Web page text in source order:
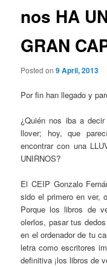
nos HA
GRAN
Posted on9 April, 2013
Por fin han llegado y
¿Quién nos iba a
llover; hoy, que
encontrar con una
UNIRNOS?
El CEIP Gonzalo
sido el primero en ver,
Porque los libros de
olerlos, pasar tus
en el ordenador de tu
letra como escritores
definitiva ¡los libros de